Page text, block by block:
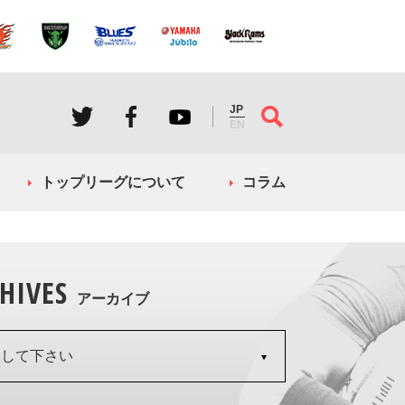
JP
EN
トップリーグについて コラム
アーカイブ
て下さい